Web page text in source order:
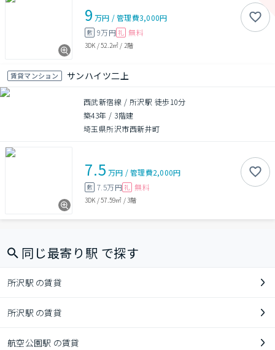
9 万円 /管理費3,000円
敷 9万円 礼 無料
3DK /52.2㎡ / 2階
賃貸マンション サンハイツ二上
西武新宿線 / 所沢駅 徒歩10分
築43年 / 3階建
埼玉県所沢市西新井町
7.5 万円 /管理費2,000円
敷 7.5万円 礼 無料
3DK /57.59㎡ /3階
同じ最寄り駅 で探す
所沢駅 の賃貸
所沢駅 の賃貸
航空公園駅 の賃貸